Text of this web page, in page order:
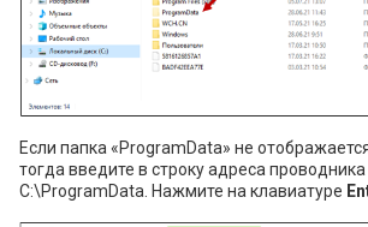
Если папка «ProgramData» не
тогда введите в строку адреса проводника
C:\ProgramData. Нажмите на клавиатуре